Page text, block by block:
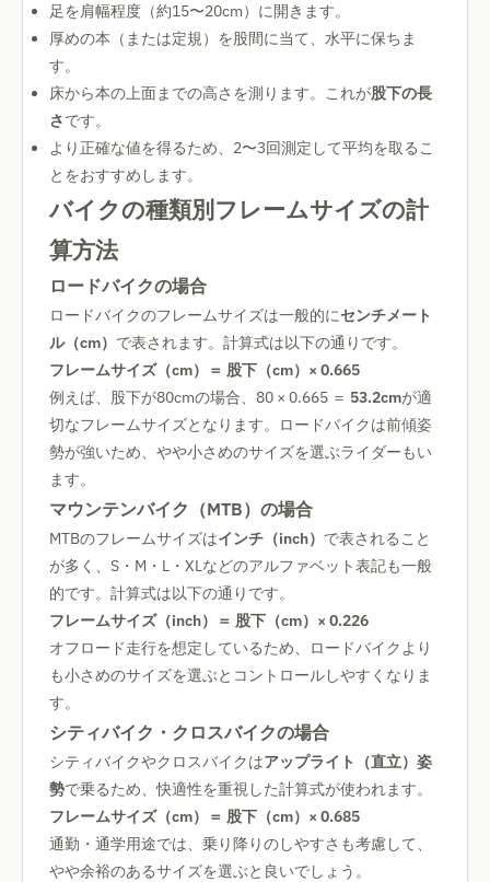
足を肩幅程度（約15〜20cm）に開きます。
厚めの本（または定規）を股間に当て、水平に保ちま
す。
床から本の上面までの高さを測ります。これが股下の長
さです。
より正確な値を得るため、2〜3回測定して平均を取るこ
とをおすすめします。
バイクの種類別フレームサイズの計
算方法
ロードバイクの場合
ロードバイクのフレームサイズは一般的にセンチメート
ル（cm） で表されます。計算式は以下の通りです。
フレームサイズ（cm）＝ 股下（cm）× 0.665
例えば、股下が80cmの場合、80 × 0.665 ＝ 53.2cmが適
切なフレームサイズとなります。ロードバイクは前傾姿
勢が強いため、やや小さめのサイズを選ぶライダーもい
ます。
マウンテンバイク（MTB）の場合
MTBのフレームサイズはインチ（inch） で表されること
が多く、S・M・L・XLなどのアルファベット表記も一般
的です。計算式は以下の通りです。
フレームサイズ（inch）＝ 股下（cm）× 0.226
オフロード走行を想定しているため、ロードバイクより
も小さめのサイズを選ぶとコントロールしやすくなりま
す。
シティバイク・クロスバイクの場合
シティバイクやクロスバイクはアップライト（直立）姿
勢で乗るため、快適性を重視した計算式が使われます。
フレームサイズ（cm）＝ 股下（cm）× 0.685
通勤・通学用途では、乗り降りのしやすさも考慮して、
やや余裕のあるサイズを選ぶと良いでしょう。